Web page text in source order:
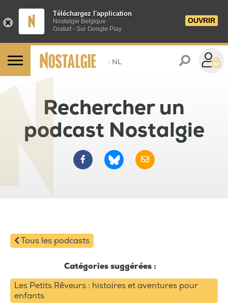
Téléchargez l'application
Nostalgie Belgique
Gratuit - Sur Google Play
OUVRIR
> NL
Rechercher un
podcast Nostalgie
Tous les podcasts
Catégories suggérées :
Les Petits Rêveurs : histoires et aventures pour
enfants